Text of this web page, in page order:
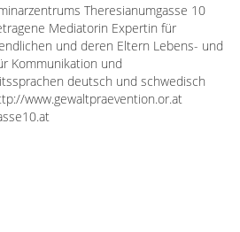
Theresianumgasse 10
Mediatorin Expertin für
und deren Eltern Lebens- und
Kommunikation und
deutsch und schwedisch
www.gewaltpraevention.or.at